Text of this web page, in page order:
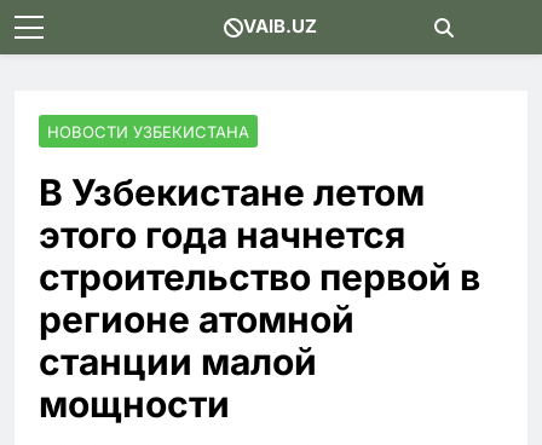
Skip
to
VAIB.UZ
НОВОСТИ УЗБЕКИСТАНА
В Узбекистане летом
этого года начнется
строительство первой в
регионе атомной
станции малой
мощности